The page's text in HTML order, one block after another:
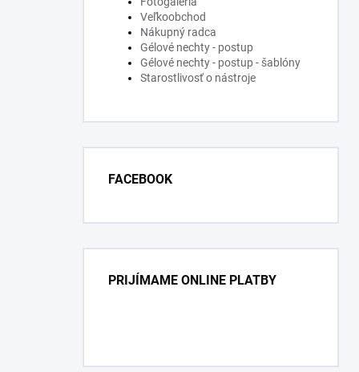
Veľkoobchod
Nákupný radca
Gélové nechty - postup
Gélové nechty - postup - šablóny
Starostlivosť o nástroje
FACEBOOK
PRIJÍMAME ONLINE PLATBY